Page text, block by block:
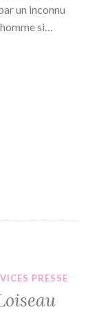
un inconnu
si…
PRESSE